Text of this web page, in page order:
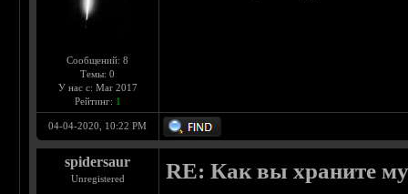
Сообщений: 8
Темы: 0
У нас с: Mar 2017
Рейтинг: 1
04-04-2020, 10:22 PM
spidersaur
Unregistered RE: Как вы храните